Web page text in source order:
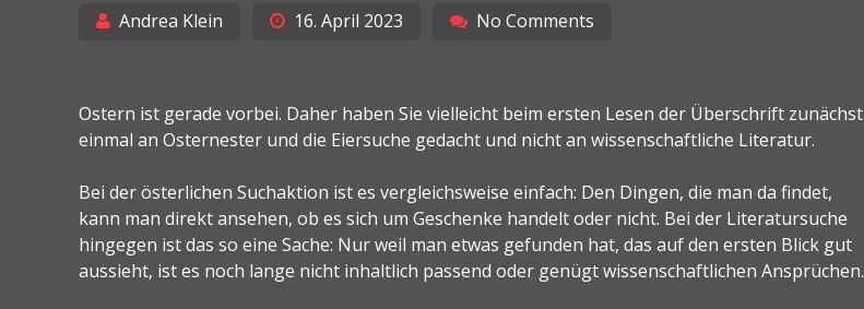
Andrea Klein 16. April 2023 No Comments
Ostern ist gerade vorbei. Daher haben Sie vielleicht beim ersten Lesen der Überschrift zunächst
einmal an Osternester und die Eiersuche gedacht und nicht an wissenschaftliche Literatur.
Bei der österlichen Suchaktion ist es vergleichsweise einfach: Den Dingen, die man da findet,
kann man direkt ansehen, ob es sich um Geschenke handelt oder nicht. Bei der Literatursuche
hingegen ist das so eine Sache: Nur weil man etwas gefunden hat, das auf den ersten Blick gut
aussieht, ist es noch lange nicht inhaltlich passend oder genügt wissenschaftlichen Ansprüchen.